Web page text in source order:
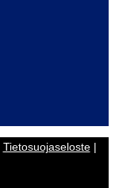
Tietosuojaseloste|